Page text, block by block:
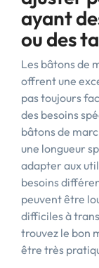
ayant
ou des
Les bâtons de
offrent une
pas toujours
des besoins
bâtons de
une longueur
adapter aux
besoins
peuvent être
difficiles à
trouvez le bon
être très